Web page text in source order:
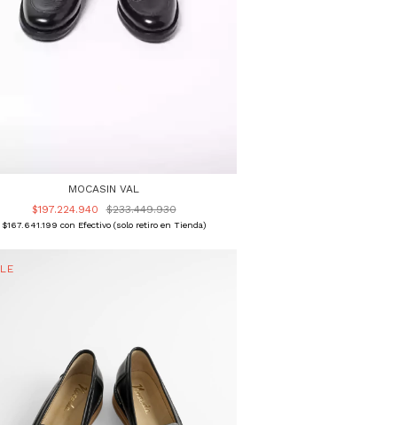
MOCASIN VAL
$197.224.940
$233.449.930
$167.641.199 con Efectivo (solo retiro en Tienda)